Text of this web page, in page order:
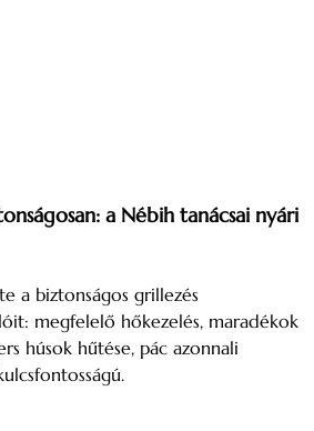
a Nébih tanácsai nyári
a biztonságos grillezés
megfelelő hőkezelés, maradékok
húsok hűtése, pác azonnali